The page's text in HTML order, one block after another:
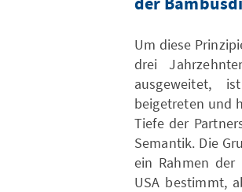
der
Um diese
drei
ausgeweitet,
beigetreten und
Tiefe der
Semantik. Die
ein Rahmen der
USA bestimmt,